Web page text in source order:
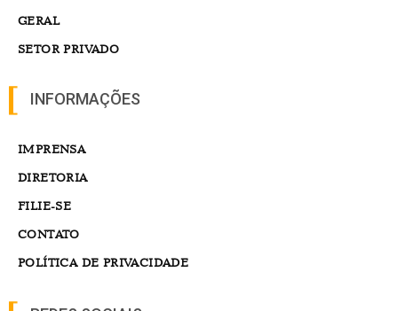
GERAL
SETOR PRIVADO
INFORMAÇÕES
IMPRENSA
DIRETORIA
FILIE-SE
CONTATO
POLÍTICA DE PRIVACIDADE